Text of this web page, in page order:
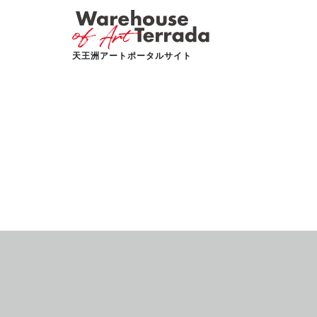
天王洲アートポータルサイト